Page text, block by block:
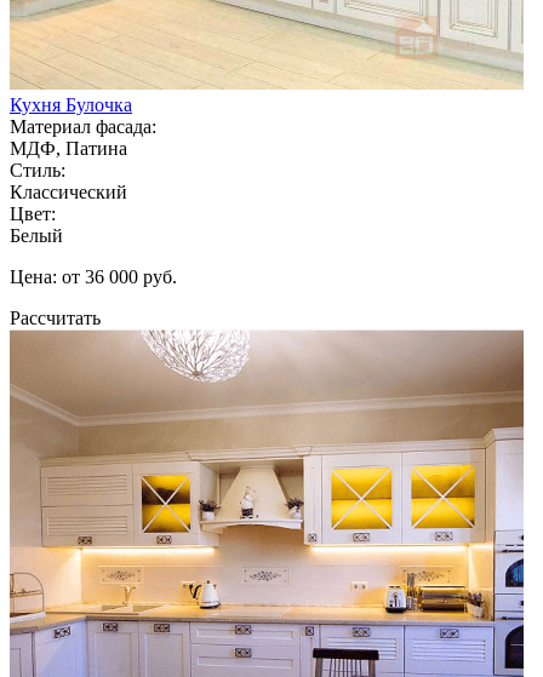
Кухня Булочка
Материал фасада:
МДФ, Патина
Стиль:
Классический
Цвет:
Белый
Цена: от 36 000 руб.
Рассчитать